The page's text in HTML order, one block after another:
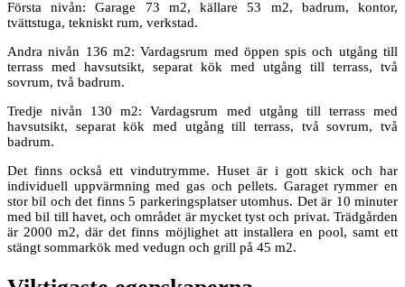
Första nivån: Garage 73 m2, källare 53 m2, badrum, kontor,
tvättstuga, tekniskt rum, verkstad.
Andra nivån 136 m2: Vardagsrum med öppen spis och utgång till
terrass med havsutsikt, separat kök med utgång till terrass, två
sovrum, två badrum.
Tredje nivån 130 m2: Vardagsrum med utgång till terrass med
havsutsikt, separat kök med utgång till terrass, två sovrum, två
badrum.
Det finns också ett vindutrymme. Huset är i gott skick och har
individuell uppvärmning med gas och pellets. Garaget rymmer en
stor bil och det finns 5 parkeringsplatser utomhus. Det är 10 minuter
med bil till havet, och området är mycket tyst och privat. Trädgården
är 2000 m2, där det finns möjlighet att installera en pool, samt ett
stängt sommarkök med vedugn och grill på 45 m2.